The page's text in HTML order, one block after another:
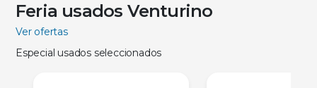
Feria usados Venturino
Ver ofertas
Especial usados seleccionados